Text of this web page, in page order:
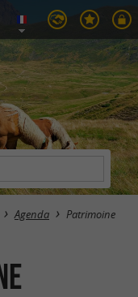
Agenda Patrimoine